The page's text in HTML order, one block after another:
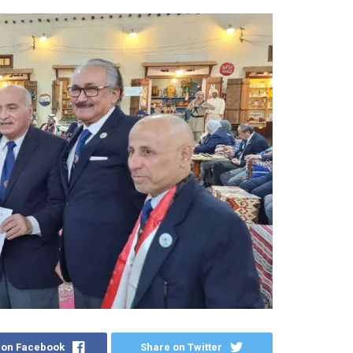
Share on Twitter
Facebook